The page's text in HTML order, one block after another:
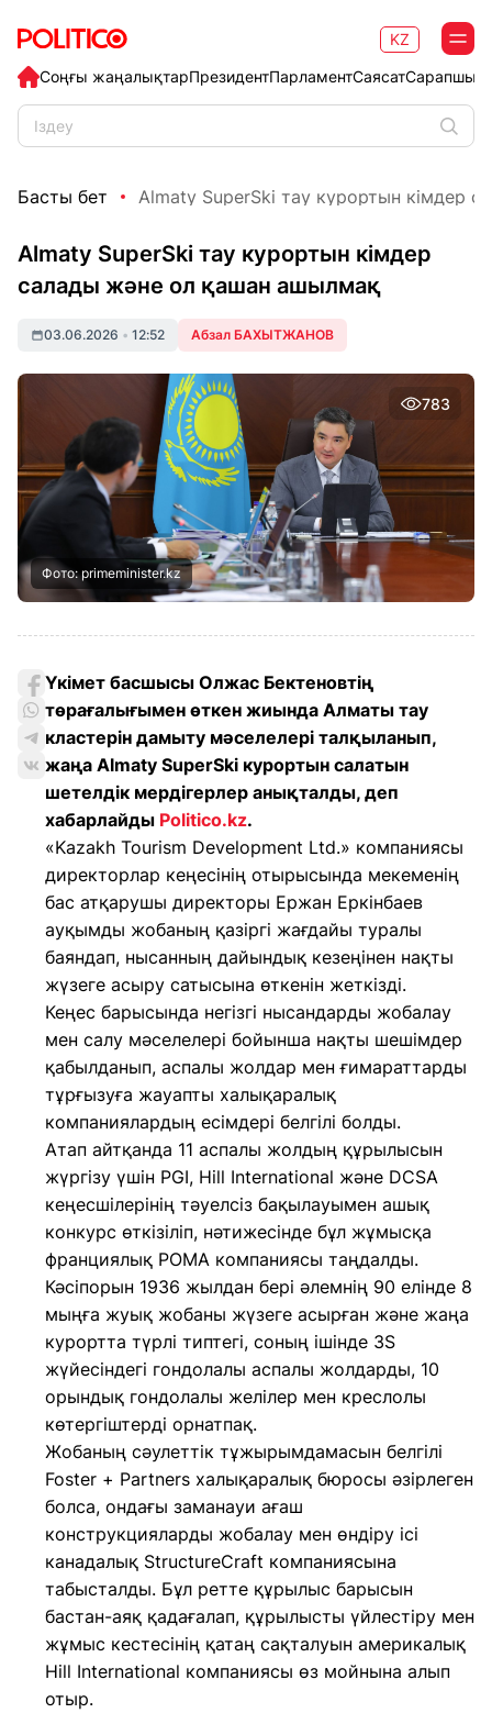
Соңғы жаңалықтарПрезидентПарламентСаясат
KZ
Басты бет Almaty SuperSki тау курортын кімдер
Almaty SuperSki тау курортын кімдер
салады және ол қашан ашылмақ
03.06.2026 • 12:52 Абзал БАХЫТЖАНОВ
783
Фото: primeminister.kz
Үкімет басшысы Олжас Бектеновтің
төрағалығымен өткен жиында Алматы тау
кластерін дамыту мәселелері талқыланып,
жаңа Almaty SuperSki курортын салатын
шетелдік мердігерлер анықталды, деп
хабарлайды Politico.kz.
«Kazakh Tourism Development Ltd.» компаниясы
директорлар кеңесінің отырысында мекеменің
бас атқарушы директоры Ержан Еркінбаев
ауқымды жобаның қазіргі жағдайы туралы
баяндап, нысанның дайындық кезеңінен нақты
жүзеге асыру сатысына өткенін жеткізді.
Кеңес барысында негізгі нысандарды жобалау
мен салу мәселелері бойынша нақты шешімдер
қабылданып, аспалы жолдар мен ғимараттарды
тұрғызуға жауапты халықаралық
компаниялардың есімдері белгілі болды.
Атап айтқанда 11 аспалы жолдың құрылысын
жүргізу үшін PGI, Hill International және DCSA
кеңесшілерінің тәуелсіз бақылауымен ашық
конкурс өткізіліп, нәтижесінде бұл жұмысқа
франциялық POMA компаниясы таңдалды.
Кәсіпорын 1936 жылдан бері әлемнің 90 елінде 8
мыңға жуық жобаны жүзеге асырған және жаңа
курортта түрлі типтегі, соның ішінде 3S
жүйесіндегі гондолалы аспалы жолдарды, 10
орындық гондолалы желілер мен креслолы
көтергіштерді орнатпақ.
Жобаның сәулеттік тұжырымдамасын белгілі
Foster + Partners халықаралық бюросы әзірлеген
болса, ондағы заманауи ағаш
конструкцияларды жобалау мен өндіру ісі
канадалық StructureCraft компаниясына
табысталды. Бұл ретте құрылыс барысын
бастан-аяқ қадағалап, құрылысты үйлестіру мен
жұмыс кестесінің қатаң сақталуын америкалық
Hill International компаниясы өз мойнына алып
отыр.